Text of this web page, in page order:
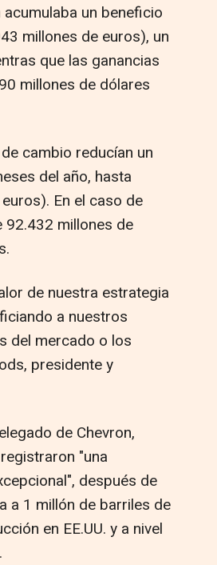
un beneficio
millones de euros), un
que las ganancias
millones de dólares
cambio reducían un
del año, hasta
En el caso de
92.432 millones de
de nuestra estrategia
a nuestros
del mercado o los
presidente y
de Chevron,
"una
después de
a 1 millón de barriles de
en EE.UU. y a nivel